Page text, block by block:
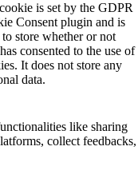
is set by the GDPR
Consent plugin and is
to store whether or not
consented to the use of
It does not store any
data.
like sharing
collect feedbacks,